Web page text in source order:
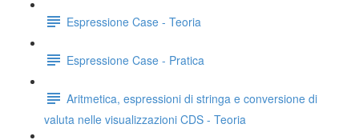
Espressione Case - Teoria
Espressione Case - Pratica
Aritmetica, espressioni di stringa e conversione di
valuta nelle visualizzazioni CDS - Teoria